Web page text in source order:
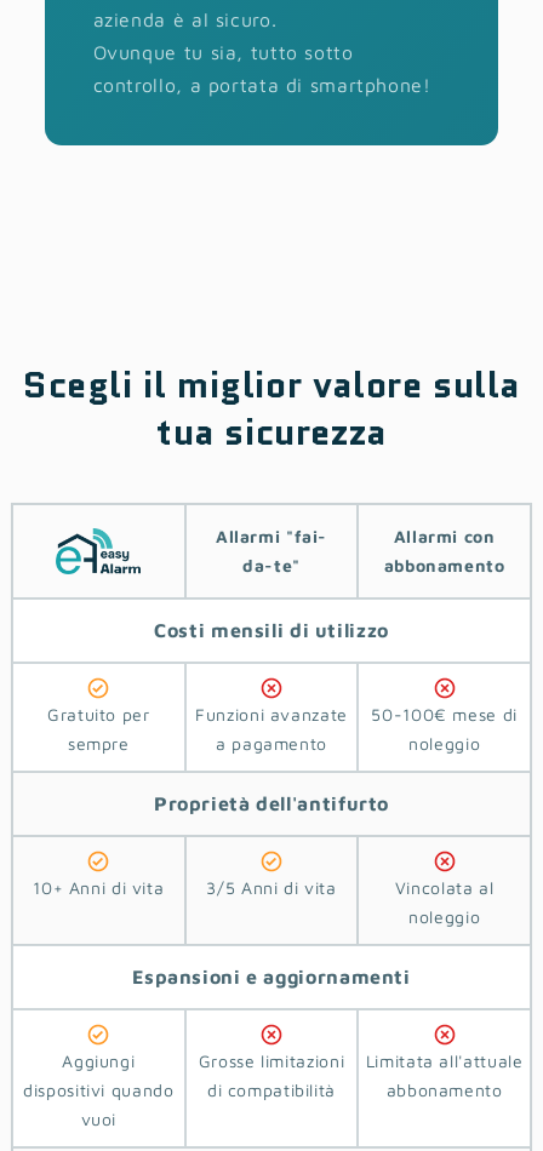
azienda è al sicuro.
Ovunque tu sia, tutto sotto
controllo, a portata di smartphone!
Scegli il miglior valore sulla
tua sicurezza
Allarmi ‎‎"‎fai-
da-te"
Allarmi con
abbonamento
Costi mensili di utilizzo
Gratuito per
sempre
Funzioni avanzate
a pagamento
50-100€ mese di
noleggio
Proprietà dell'antifurto
10+ Anni di vita 3/5 Anni di vita
Vincolata al
noleggio
Espansioni e aggiornamenti
Aggiungi
dispositivi quando
vuoi
Grosse limitazioni
di compatibilità
Limitata all'attuale
abbonamento